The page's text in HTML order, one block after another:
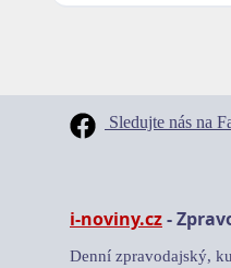
Sledujte nás na
i-noviny.cz-
Denní zpravodajský,